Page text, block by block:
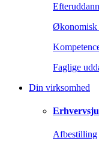
Økonomisk
Faglige
Din virksomhed
Afbestilling